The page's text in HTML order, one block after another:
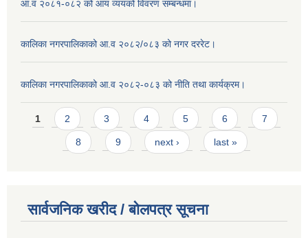
आ.व २०८१-०८२ को आय व्ययको विवरण सम्बन्धमा।
कालिका नगरपालिकाको आ.व २०८२/०८३ को नगर दररेट।
कालिका नगरपालिकाको आ.व २०८२-०८३ को नीति तथा कार्यक्रम।
Pages
1 2 3 4 5 6 7
8 9 next › last »
सार्वजनिक खरीद / बाेलपत्र सूचना